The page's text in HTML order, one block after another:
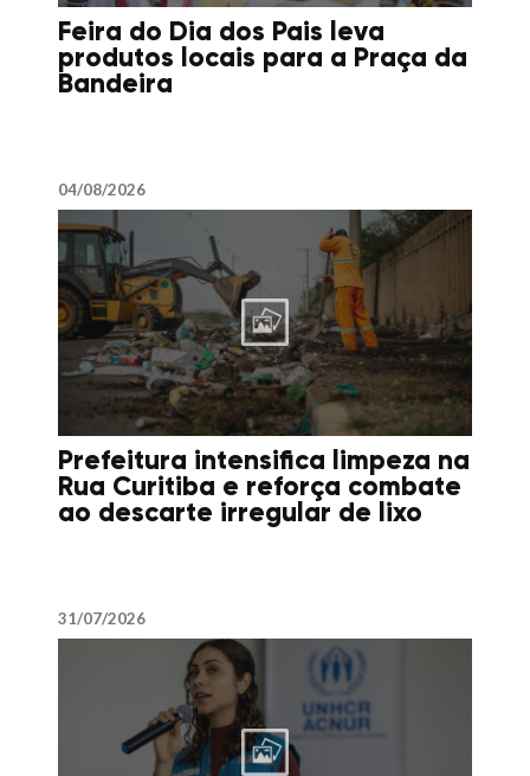
Feira do Dia dos Pais leva
produtos locais para a Praça da
Bandeira
04/08/2026
Prefeitura intensifica limpeza na
Rua Curitiba e reforça combate
ao descarte irregular de lixo
31/07/2026